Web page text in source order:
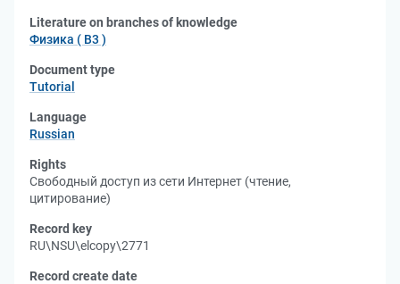
Literature on branches of knowledge
Физика ( В3 )
Document type
Tutorial
Language
Russian
Rights
Свободный доступ из сети Интернет (чтение,
цитирование)
Record key
RU\NSU\elcopy\2771
Record create date